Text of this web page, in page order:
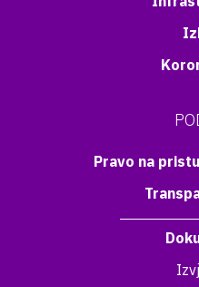
Pravo na